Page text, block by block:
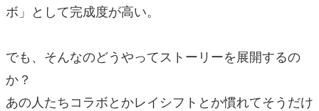
ボ」として完成度が高い。
でも、そんなのどうやってストーリーを展開するの
か？
あの人たちコラボとかレイシフトとか慣れてそうだけ